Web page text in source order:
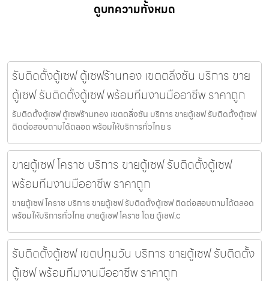
ดูบทความทั้งหมด
รับติดตั้งตู้เซฟ ตู้เซฟร้านทอง เขตตลิ่งชัน บริการ ขาย
ตู้เซฟ รับติดตั้งตู้เซฟ พร้อมทีมงานมืออาชีพ ราคาถูก
รับติดตั้งตู้เซฟ ตู้เซฟร้านทอง เขตตลิ่งชัน บริการ ขายตู้เซฟ รับติดตั้งตู้เซฟ
ติดต่อสอบถามได้ตลอด พร้อมให้บริการทั่วไทย ร
ขายตู้เซฟ โคราช บริการ ขายตู้เซฟ รับติดตั้งตู้เซฟ
พร้อมทีมงานมืออาชีพ ราคาถูก
ขายตู้เซฟ โคราช บริการ ขายตู้เซฟ รับติดตั้งตู้เซฟ ติดต่อสอบถามได้ตลอด
พร้อมให้บริการทั่วไทย ขายตู้เซฟ โคราช โดย ตู้เซฟ.c
รับติดตั้งตู้เซฟ เขตปทุมวัน บริการ ขายตู้เซฟ รับติดตั้ง
ตู้เซฟ พร้อมทีมงานมืออาชีพ ราคาถูก